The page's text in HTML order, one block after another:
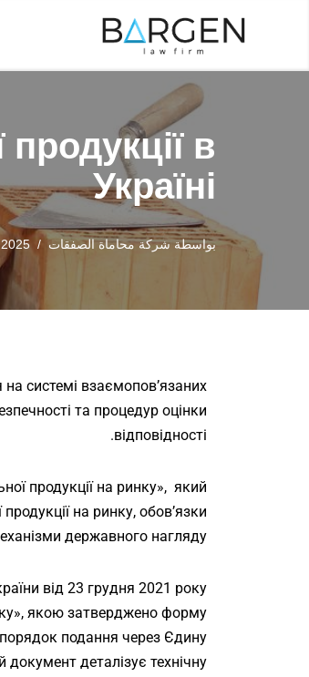
إلى
в
Україні
بواسطةشركة محاماة الصفقات
на системі взаємопов’язаних
та процедур оцінки
відповідності.
продукції на ринку», який
на ринку, обов’язки
державного нагляду.
від 23 грудня 2021 року
якою затверджено форму
порядок подання через Єдину
деталізує технічну